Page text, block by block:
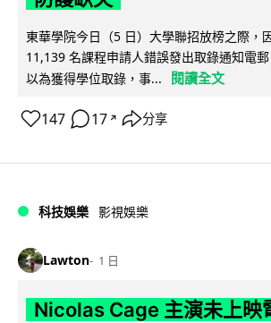
東華學院今日（5 日）大學聯招放榜之際，
11,139 名課程申請人錯誤發出取錄通知電
以為獲得學位取錄，事...
閱讀全文
147 17 ↗ 分享
科技娛樂 影視娛樂
Lawton 1 日
Nicolas Cage 主演未上映